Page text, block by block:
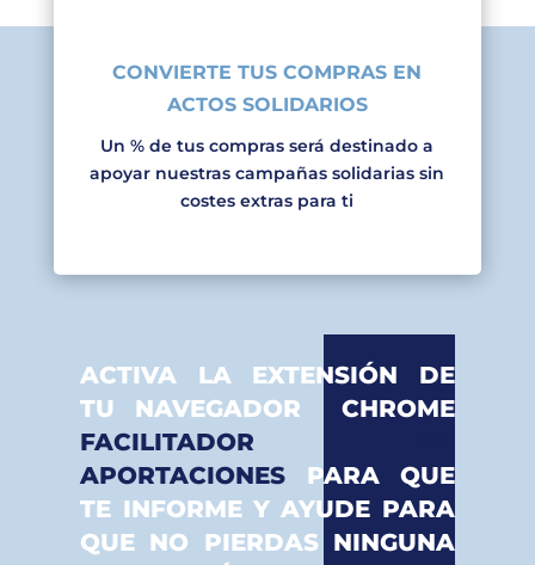
CONVIERTE TUS COMPRAS EN
ACTOS SOLIDARIOS
Un % de tus compras será destinado a
apoyar nuestras campañas solidarias sin
costes extras para ti
ACTIVA LA EXTENSIÓN DE
TU NAVEGADOR CHROME
FACILITADOR DE
APORTACIONES PARA QUE
TE INFORME Y AYUDE PARA
QUE NO PIERDAS NINGUNA